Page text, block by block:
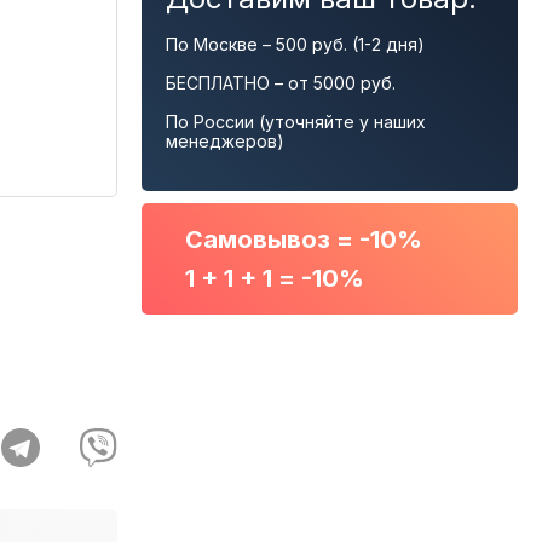
По Москве – 500 руб. (1-2 дня)
БЕСПЛАТНО – от 5000 руб.
По России (уточняйте у наших
менеджеров)
Самовывоз = -10%
1 + 1 + 1 = -10%